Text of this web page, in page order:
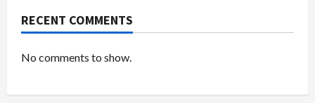
RECENT COMMENTS
No comments to show.